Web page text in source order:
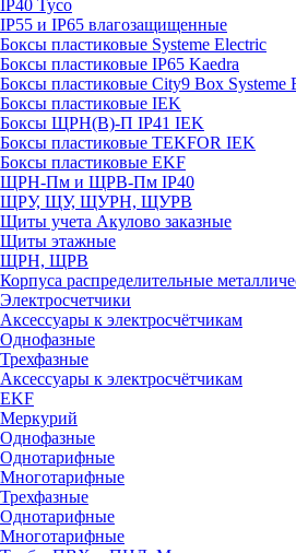
IP40 Тусо
IP55 и IP65 влагозащищенные
Боксы пластиковые Systeme Electric
Боксы пластиковые IP65 Kaedra
Боксы пластиковые City9 Box Systeme
Боксы пластиковые IEK
Боксы ЩРН(В)-П IP41 IEK
Боксы пластиковые TEKFOR IEK
Боксы пластиковые EKF
ЩРН-Пм и ЩРВ-Пм IP40
ЩРУ, ЩУ, ЩУРН, ЩУРВ
Щиты учета Акулово заказные
Щиты этажные
ЩРН, ЩРВ
Корпуса распределительные
Электросчетчики
Аксессуары к электросчётчикам
Однофазные
Трехфазные
Аксессуары к электросчётчикам
EKF
Меркурий
Однофазные
Однотарифные
Многотарифные
Трехфазные
Однотарифные
Многотарифные